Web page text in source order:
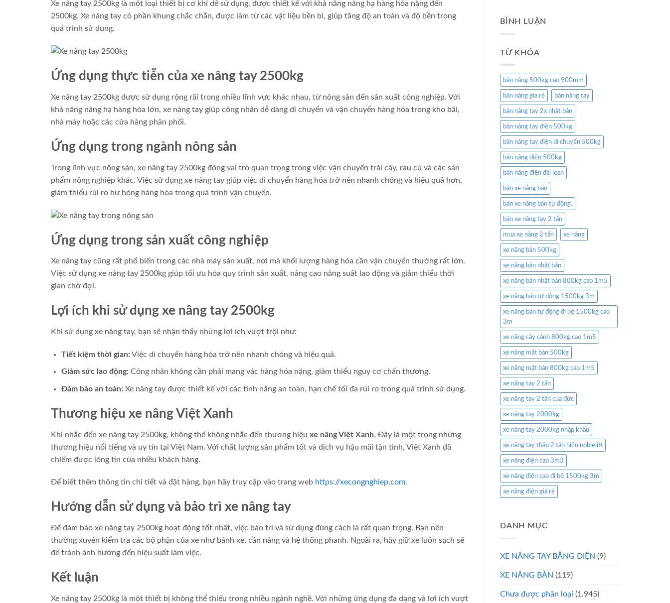
Xe nâng tay 2500kg là một loại thiết bị cơ khí dễ sử dụng, được thiết kế với khả năng nâng hạ hàng hóa nặng đến
2500kg. Xe nâng tay có phần khung chắc chắn, được làm từ các vật liệu bền bỉ, giúp tăng độ an toàn và độ bền trong
quá trình sử dụng.
Ứng dụng thực tiễn của xe nâng tay 2500kg
Xe nâng tay 2500kg được sử dụng rộng rãi trong nhiều lĩnh vực khác nhau, từ nông sản đến sản xuất công nghiệp. Với
khả năng nâng hạ hàng hóa lớn, xe nâng tay giúp công nhân dễ dàng di chuyển và vận chuyển hàng hóa trong kho bãi,
nhà máy hoặc các cửa hàng phân phối.
Ứng dụng trong ngành nông sản
Trong lĩnh vực nông sản, xe nâng tay 2500kg đóng vai trò quan trọng trong việc vận chuyển trái cây, rau củ và các sản
phẩm nông nghiệp khác. Việc sử dụng xe nâng tay giúp việc di chuyển hàng hóa trở nên nhanh chóng và hiệu quả hơn,
giảm thiểu rủi ro hư hỏng hàng hóa trong quá trình vận chuyển.
Ứng dụng trong sản xuất công nghiệp
Xe nâng tay cũng rất phổ biến trong các nhà máy sản xuất, nơi mà khối lượng hàng hóa cần vận chuyển thường rất lớn.
Việc sử dụng xe nâng tay 2500kg giúp tối ưu hóa quy trình sản xuất, nâng cao năng suất lao động và giảm thiểu thời
gian chờ đợi.
Lợi ích khi sử dụng xe nâng tay 2500kg
Khi sử dụng xe nâng tay, bạn sẽ nhận thấy những lợi ích vượt trội như:
Tiết kiệm thời gian: Việc di chuyển hàng hóa trở nên nhanh chóng và hiệu quả.
Giảm sức lao động: Công nhân không cần phải mang vác hàng hóa nặng, giảm thiểu nguy cơ chấn thương.
Đảm bảo an toàn: Xe nâng tay được thiết kế với các tính năng an toàn, hạn chế tối đa rủi ro trong quá trình sử dụng.
Thương hiệu xe nâng Việt Xanh
Khi nhắc đến xe nâng tay 2500kg, không thể không nhắc đến thương hiệu xe nâng Việt Xanh. Đây là một trong những
thương hiệu nổi tiếng và uy tín tại Việt Nam. Với chất lượng sản phẩm tốt và dịch vụ hậu mãi tận tình, Việt Xanh đã
chiếm được lòng tin của nhiều khách hàng.
Để biết thêm thông tin chi tiết và đặt hàng, bạn hãy truy cập vào trang web https://xecongnghiep.com.
Hướng dẫn sử dụng và bảo trì xe nâng tay
Để đảm bảo xe nâng tay 2500kg hoạt động tốt nhất, việc bảo trì và sử dụng đúng cách là rất quan trọng. Bạn nên
thường xuyên kiểm tra các bộ phận của xe như bánh xe, cần nâng và hệ thống phanh. Ngoài ra, hãy giữ xe luôn sạch sẽ
để tránh ảnh hưởng đến hiệu suất làm việc.
Kết luận
Xe nâng tay 2500kg là một thiết bị không thể thiếu trong nhiều ngành nghề. Với những ứng dụng đa dạng và lợi ích vượt
BÌNH LUẬN
TỪ KHÓA
bàn nâng 500kg cao 900mm
bàn nâng gía rẻ bàn nâng tay
bàn nâng tay 2x nhật bản
bàn nâng tay điện 500kg
bàn nâng tay điện di chuyển 500kg
bàn nâng điện 500kg
bàn nâng điện đài loan
bán xe nâng bàn
bán xe nâng bán tự động.
bán xe nâng tay 2 tấn
mua xe nâng 2 tấn xe nâng
xe nâng bàn 500kg
xe nâng bàn nhật bản
xe nâng bàn nhật bản 800kg cao 1m5
xe nâng bán tự động 1500kg 3m
xe nâng bán tự động đi bộ 1500kg cao
3m
xe nâng cây cảnh 800kg cao 1m5
xe nâng mặt bàn 500kg
xe nâng mặt bàn 800kg cao 1m5
xe nâng tay 2 tấn
xe nâng tay 2 tấn của đức
xe nâng tay 2000kg
xe nâng tay 2000kg nhập khẩu
xe nâng tay thấp 2 tấn hiệu noblelift
xe nâng điện cao 3m3
xe nâng điện cao đi bộ 1500kg 3m
xe nâng điện giá rẻ
DANH MỤC
XE NÂNG TAY BẰNG ĐIỆN (9)
XE NÂNG BÀN (119)
Chưa được phân loại (1.945)